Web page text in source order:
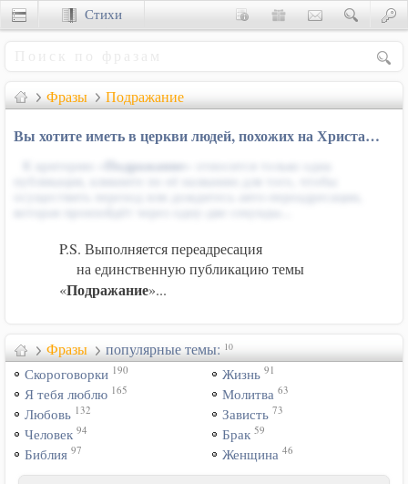
Фразы Подражание
Вы хотите иметь в церкви людей, похожих на Христа…
Подражание
P.S. Выполняется переадресация
на единственную публикацию темы
«Подражание»...
Фразы популярные темы: 10
Скороговорки 190
Я тебя люблю 165
Любовь 132
Человек 94
Библия 97
Жизнь 91
Молитва 63
Зависть 73
Брак 59
Женщина 46
Стихи